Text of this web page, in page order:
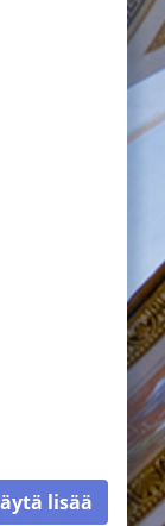
lisää